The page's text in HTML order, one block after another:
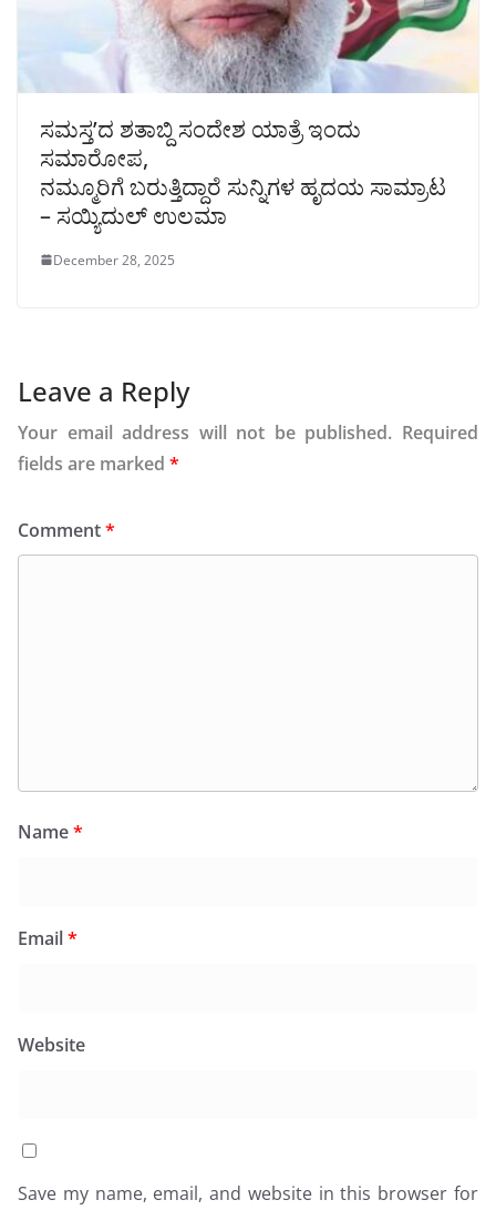
ಸಮಸ್ತ’ದ ಶತಾಬ್ದಿ ಸಂದೇಶ ಯಾತ್ರೆ ಇಂದು
ಸಮಾರೋಪ,
ನಮ್ಮೂರಿಗೆ ಬರುತ್ತಿದ್ದಾರೆ ಸುನ್ನಿಗಳ ಹೃದಯ ಸಾಮ್ರಾಟ
– ಸಯ್ಯಿದುಲ್ ಉಲಮಾ
December 28, 2025
Leave a Reply
Your email address will not be published. Required
fields are marked *
Comment*
Name*
Email*
Website
Save my name, email, and website in this browser for